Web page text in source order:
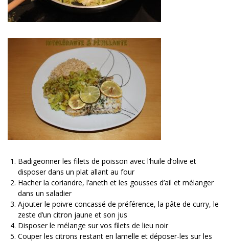
Badigeonner les filets de poisson avec l’huile d’olive et
disposer dans un plat allant au four
Hacher la coriandre, l’aneth et les gousses d’ail et mélanger
dans un saladier
Ajouter le poivre concassé de préférence, la pâte de curry, le
zeste d’un citron jaune et son jus
Disposer le mélange sur vos filets de lieu noir
Couper les citrons restant en lamelle et déposer-les sur les